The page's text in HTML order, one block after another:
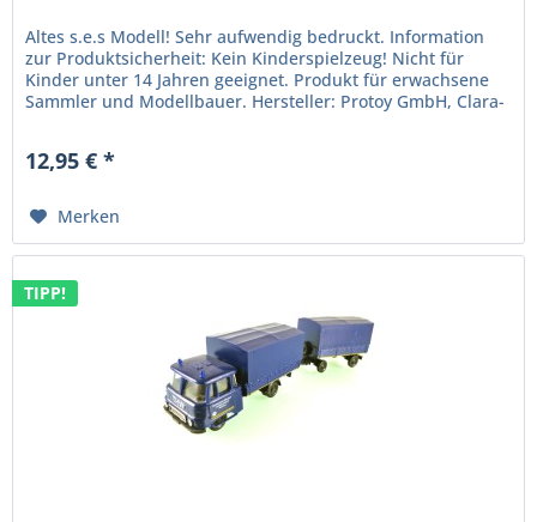
Altes s.e.s Modell! Sehr aufwendig bedruckt. Information
zur Produktsicherheit: Kein Kinderspielzeug! Nicht für
Kinder unter 14 Jahren geeignet. Produkt für erwachsene
Sammler und Modellbauer. Hersteller: Protoy GmbH, Clara-
12,95 € *
Merken
TIPP!